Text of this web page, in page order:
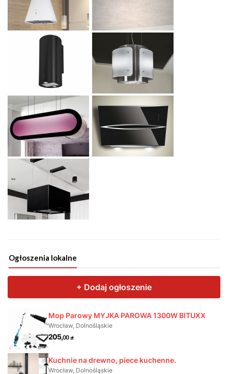
Ogłoszenia lokalne